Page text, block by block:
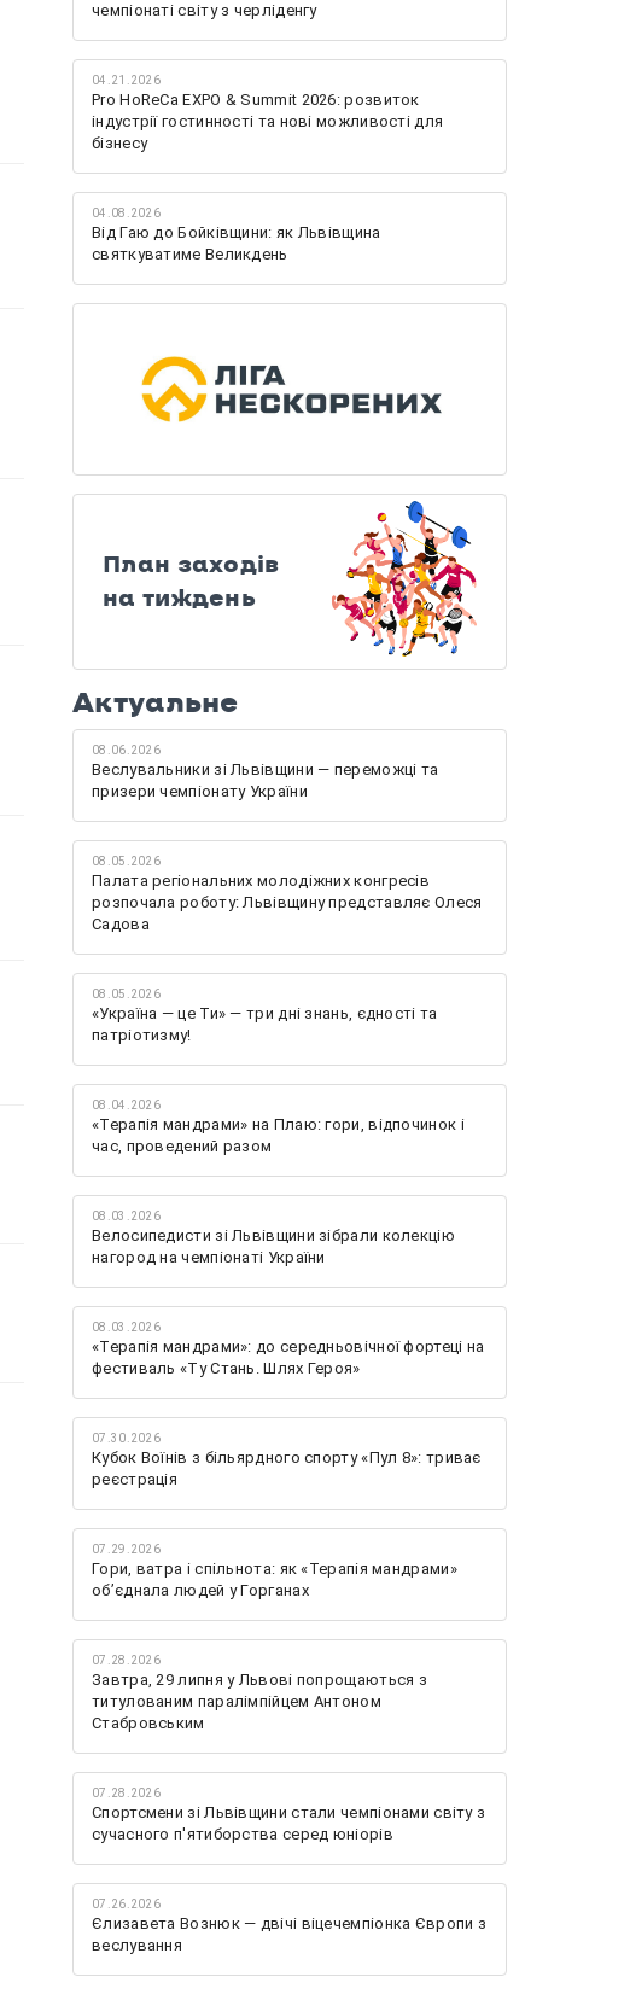
чемпіонаті світу з черліденгу
04.21.2026
Pro HoReCa EXPO & Summit 2026: розвиток
індустрії гостинності та нові можливості для
бізнесу
04.08.2026
Від Гаю до Бойківщини: як Львівщина
святкуватиме Великдень
План заходів
на тиждень
Актуальне
08.06.2026
Веслувальники зі Львівщини — переможці та
призери чемпіонату України
08.05.2026
Палата регіональних молодіжних конгресів
розпочала роботу: Львівщину представляє Олеся
Садова
08.05.2026
«Україна — це Ти» — три дні знань, єдності та
патріотизму!
08.04.2026
«Терапія мандрами» на Плаю: гори, відпочинок і
час, проведений разом
08.03.2026
Велосипедисти зі Львівщини зібрали колекцію
нагород на чемпіонаті України
08.03.2026
«Терапія мандрами»: до середньовічної фортеці на
фестиваль «Ту Стань. Шлях Героя»
07.30.2026
Кубок Воїнів з більярдного спорту «Пул 8»: триває
реєстрація
07.29.2026
Гори, ватра і спільнота: як «Терапія мандрами»
об’єднала людей у Горганах
07.28.2026
Завтра, 29 липня у Львові попрощаються з
титулованим паралімпійцем Антоном
Стабровським
07.28.2026
Спортсмени зі Львівщини стали чемпіонами світу з
сучасного п'ятиборства серед юніорів
07.26.2026
Єлизавета Вознюк — двічі віцечемпіонка Європи з
веслування